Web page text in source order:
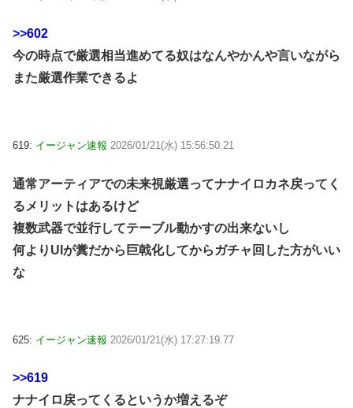
>>602
今の時点で厳選相当進めてる奴はなんやかんや言いながら
また厳選作業できるよ
619: イージャン速報 2026/01/21(水) 15:56:50.21
通常アーティアでの未来視厳選ってナナイロカネ戻ってく
るメリットはあるけど
複数武器で並行してテーブル動かすの出来ないし
何よりUIが糞だから巨戟化してからガチャ回した方がいい
な
625: イージャン速報 2026/01/21(水) 17:27:19.77
>>619
ナナイロ戻ってくるというか増えるぞ